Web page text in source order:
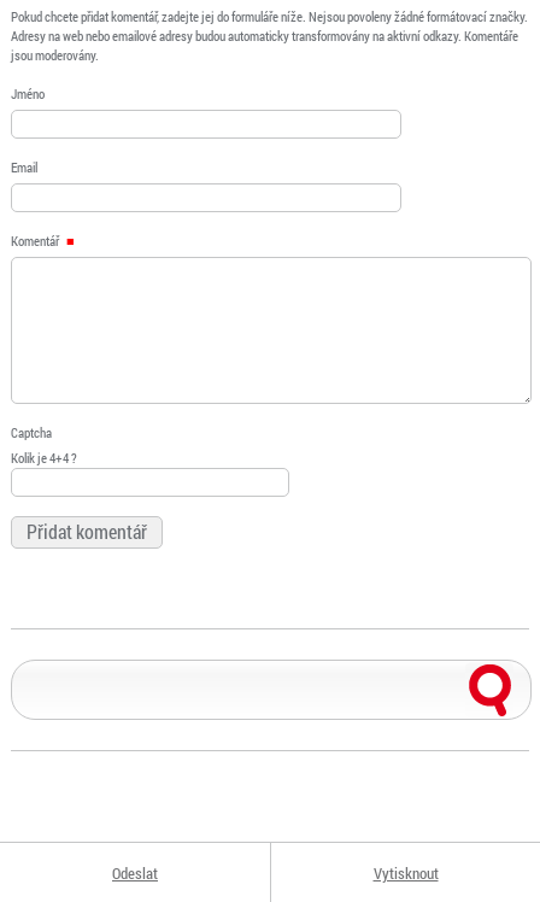
Pokud chcete přidat komentář, zadejte jej do formuláře níže. Nejsou povoleny žádné formátovací značky.
Adresy na web nebo emailové adresy budou automaticky transformovány na aktivní odkazy. Komentáře
jsou moderovány.
Jméno
Email
Komentář
Captcha
Kolik je 4+4 ?
Odeslat Vytisknout